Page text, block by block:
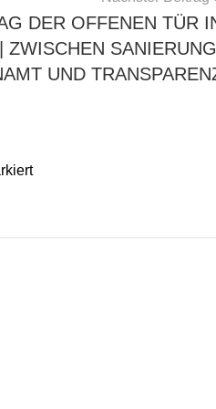
DER OFFENEN TÜR
ZWISCHEN
UND